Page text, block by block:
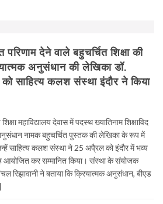
देने वाले बहुचर्चित शिक्षा की
अनुसंधान की लेखिका डॉ.
साहित्य कलश संस्था इंदौर ने किया
महाविद्यालय देवास में पदस्थ ख्यातिनाम शिक्षाविद
नामक बहुचर्चित पुस्तक की लेखिका के रूप में
साहित्य कलश संस्था ने 25 अपै्रल को इंदौर में भव्य
आयोजित कर सम्मानित किया। संस्था के संयोजक
रिझावानी ने बताया कि क्रियात्मक अनुसंधान, बीएड